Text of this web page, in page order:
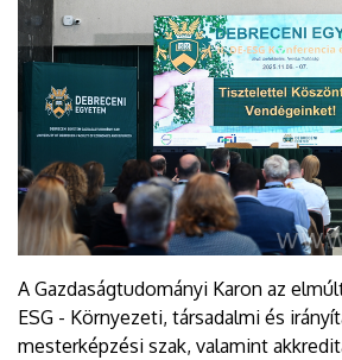
A Gazdaságtudományi Karon az
ESG - Környezeti, társadalmi és
mesterképzési szak, valamint